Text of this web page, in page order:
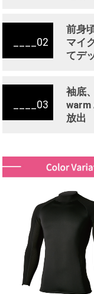
02
前身
マイ
てデ
03
袖底
warm
放出